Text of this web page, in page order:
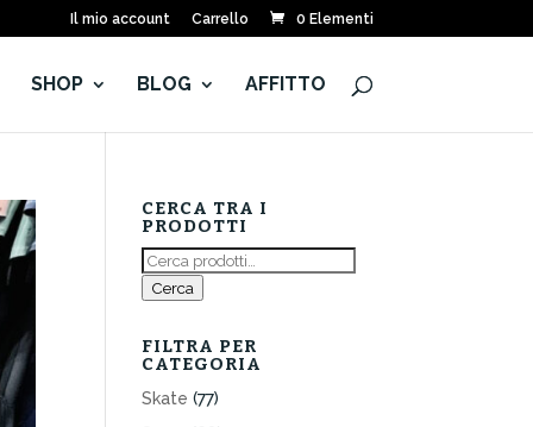
Il mio account Carrello 0 Elementi
SHOP BLOG AFFITTO
CERCA TRA I
PRODOTTI
Cerca:
Cerca
FILTRA PER
CATEGORIA
Skate (77)